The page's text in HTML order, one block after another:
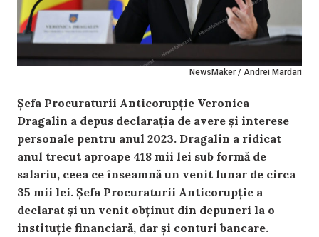
NewsMaker / Andrei Mardari
Șefa Procuraturii Anticorupție Veronica
Dragalin a depus declarația de avere și interese
personale pentru anul 2023. Dragalin a ridicat
anul trecut aproape 418 mii lei sub formă de
salariu, ceea ce înseamnă un venit lunar de circa
35 mii lei. Șefa Procuraturii Anticorupție a
declarat și un venit obținut din depuneri la o
instituție financiară, dar și conturi bancare.